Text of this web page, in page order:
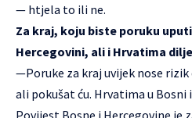
— htjela to ili ne.
Za kraj, koju biste poruku
Hercegovini, ali i Hrvatima
—Poruke za kraj uvijek nose
ali pokušat ću. Hrvatima u Bosni
Povijest Bosne i Hercegovine je